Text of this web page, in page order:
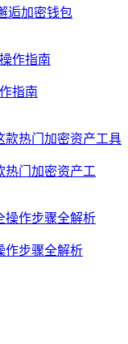
逅加密钱包
指南
热门加密资产工
作步骤全解析